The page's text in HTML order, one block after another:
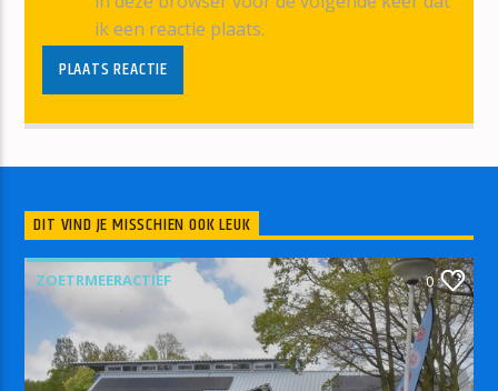
ik een reactie plaats.
DIT VIND JE MISSCHIEN OOK LEUK
ZOETRMEERACTIEF 0